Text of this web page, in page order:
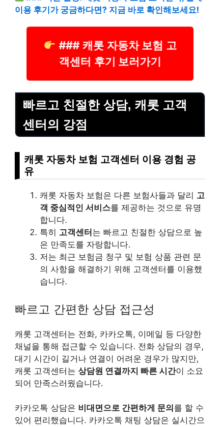
이용 후기가 궁금하다면? 지금 바로 확인해보세요!
### 캐롯 자동차 보험 고
객센터 후기 보러가기
빠르고 친절한 상담, 캐롯 고객
센터의 강점
캐롯 자동차 보험 고객센터 이용 경험 공
유
캐롯 자동차 보험은 다른 보험사들과 달리 고
객 중심적인 서비스를 제공하는 것으로 유명
합니다.
특히 고객센터 는 빠르고 친절한 상담으로 높
은 만족도를 자랑합니다.
저는 최근 보험금 청구 및 보험 상품 관련 문
의 사항을 해결하기 위해 고객센터를 이용했
습니다.
빠르고 간편한 상담 접근성
캐롯 고객센터는 전화, 카카오톡, 이메일 등 다양한
채널을 통해 접근할 수 있습니다. 전화 상담의 경우,
대기 시간이 길거나 연결이 어려운 경우가 많지만,
캐롯 고객센터는 상담원 연결까지 빠른 시간이 소요
되어 만족스러웠습니다.
카카오톡 상담은 비대면으로 간편하게 문의 를 할 수
있어 편리했습니다. 카카오톡 채팅 상담은 실시간으